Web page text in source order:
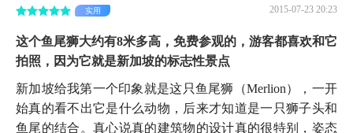
2015-07-23 20:23
实用
这个鱼尾狮大约有8米多高，免费参观的，游客都喜欢和它
拍照，因为它就是新加坡的标志性景点
新加坡给我第一个印象就是这只鱼尾狮（Merlion），一开
始真的看不出它是什么动物，后来才知道是一只狮子头和
鱼尾的结合。真心说真的建筑物的设计真的很特别，姿态